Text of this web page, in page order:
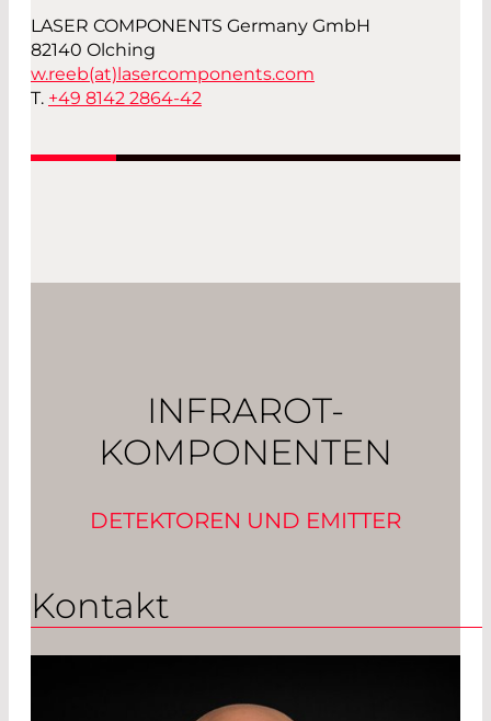
LASER COMPONENTS Germany GmbH
82140 Olching
w.reeb(at)lasercomponents.com
T. +49 8142 2864-42
INFRAROT-
KOMPONENTEN
DETEKTOREN UND EMITTER
Kontakt